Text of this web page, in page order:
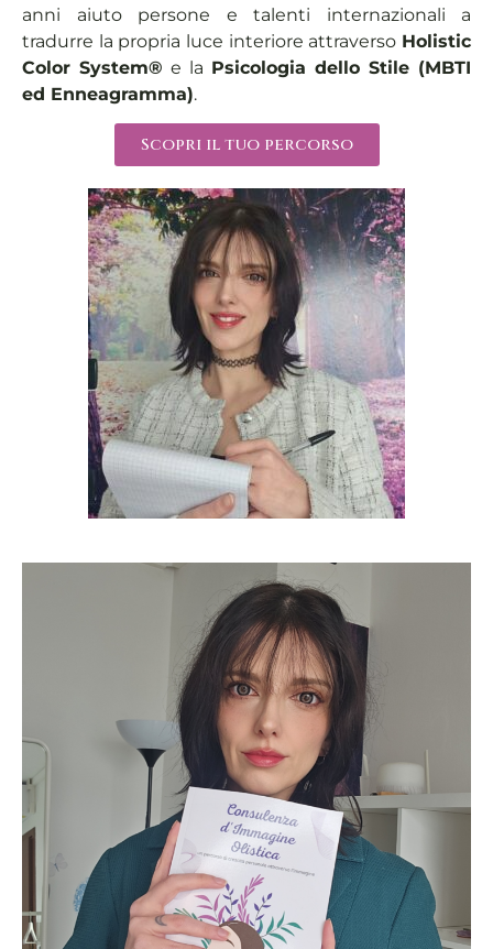
anni aiuto persone e talenti internazionali a
tradurre la propria luce interiore attraverso Holistic
Color System® e la Psicologia dello Stile (MBTI
ed Enneagramma).
Scopri il tuo percorso